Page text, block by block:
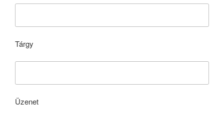
Tárgy
Üzenet